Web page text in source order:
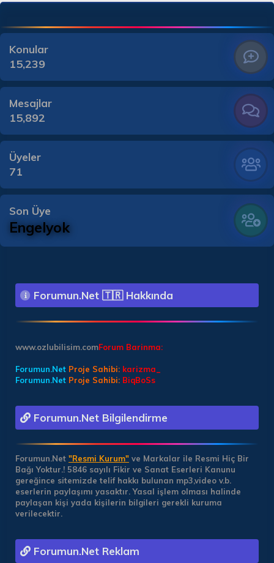
Konular
15,239
Mesajlar
15,892
Üyeler
71
Son Üye
Engelyok
Forumun.Net 🇹🇷 Hakkında
Forum Barinma:
www.ozlubilisim.com
Forumun.Net Proje Sahibi: karizma_
Forumun.Net Proje Sahibi: BiqBoSs
Forumun.Net Bilgilendirme
Forumun.Net "Resmi Kurum" ve Markalar ile Resmi Hiç Bir
Bağı Yoktur.! 5846 sayılı Fikir ve Sanat Eserleri Kanunu
gereğince sitemizde telif hakkı bulunan mp3,video v.b.
eserlerin paylaşımı yasaktır. Yasal işlem olması halinde
paylaşan kişi yada kişilerin bilgileri gerekli kuruma
verilecektir.
Forumun.Net Reklam